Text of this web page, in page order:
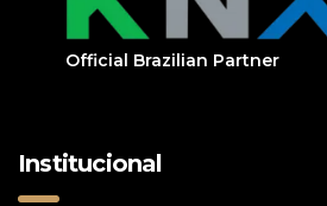
Official Brazilian Partner
Institucional